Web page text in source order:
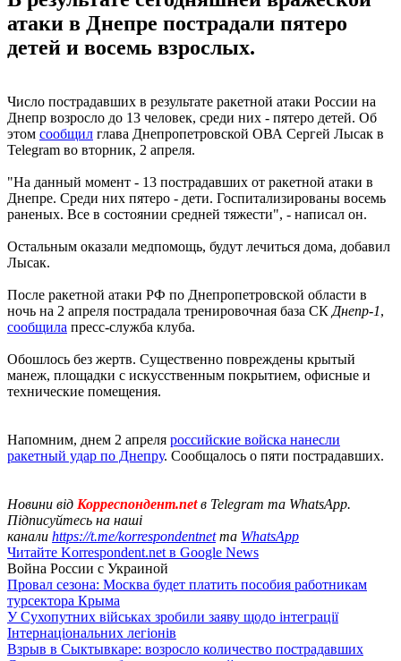
атаки в Днепре пострадали пятеро
детей и восемь взрослых.
Число пострадавших в результате ракетной атаки России на
Днепр возросло до 13 человек, среди них - пятеро детей. Об
этом сообщил глава Днепропетровской ОВА Сергей Лысак в
Telegram во вторник, 2 апреля.
"На данный момент - 13 пострадавших от ракетной атаки в
Днепре. Среди них пятеро - дети. Госпитализированы восемь
раненых. Все в состоянии средней тяжести", - написал он.
Остальным оказали медпомощь, будут лечиться дома, добавил
Лысак.
После ракетной атаки РФ по Днепропетровской области в
ночь на 2 апреля пострадала тренировочная база СК Днепр-1,
сообщила пресс-служба клуба.
Обошлось без жертв. Существенно повреждены крытый
манеж, площадки с искусственным покрытием, офисные и
технические помещения.
Напомним, днем 2 апреля российские войска нанесли
ракетный удар по Днепру. Сообщалось о пяти пострадавших.
Новини від Корреспондент.netв Telegram та WhatsApp.
Підписуйтесь на наші
канали https://t.me/korrespondentnetта WhatsApp
Читайте Korrespondent.net в Google News
Война России с Украиной
Провал сезона: Москва будет платить пособия работникам
турсектора Крыма
У Сухопутних військах зробили заяву щодо інтеграції
Інтернаціональних легіонів
Взрыв в Сыктывкаре: возросло количество пострадавших